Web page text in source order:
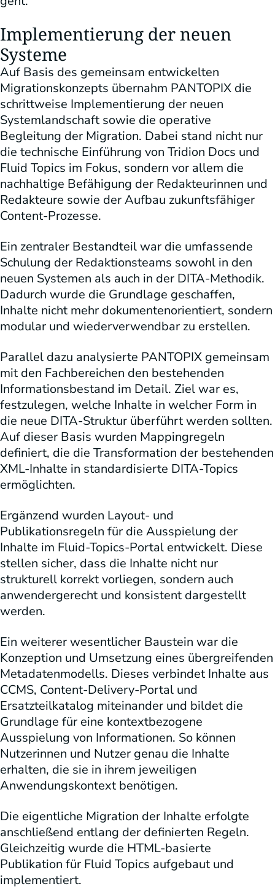
Implementierung der neuen
Systeme
Auf Basis des gemeinsam entwickelten
Migrationskonzepts übernahm PANTOPIX die
schrittweise Implementierung der neuen
Systemlandschaft sowie die operative
Begleitung der Migration. Dabei stand nicht nur
die technische Einführung von Tridion Docs und
Fluid Topics im Fokus, sondern vor allem die
nachhaltige Befähigung der Redakteurinnen und
Redakteure sowie der Aufbau zukunftsfähiger
Content-Prozesse.
Ein zentraler Bestandteil war die umfassende
Schulung der Redaktionsteams sowohl in den
neuen Systemen als auch in der DITA-Methodik.
Dadurch wurde die Grundlage geschaffen,
Inhalte nicht mehr dokumentenorientiert, sondern
modular und wiederverwendbar zu erstellen.
Parallel dazu analysierte PANTOPIX gemeinsam
mit den Fachbereichen den bestehenden
Informationsbestand im Detail. Ziel war es,
festzulegen, welche Inhalte in welcher Form in
die neue DITA-Struktur überführt werden sollten.
Auf dieser Basis wurden Mappingregeln
definiert, die die Transformation der bestehenden
XML-Inhalte in standardisierte DITA-Topics
ermöglichten.
Ergänzend wurden Layout- und
Publikationsregeln für die Ausspielung der
Inhalte im Fluid-Topics-Portal entwickelt. Diese
stellen sicher, dass die Inhalte nicht nur
strukturell korrekt vorliegen, sondern auch
anwendergerecht und konsistent dargestellt
werden.
Ein weiterer wesentlicher Baustein war die
Konzeption und Umsetzung eines übergreifenden
Metadatenmodells. Dieses verbindet Inhalte aus
CCMS, Content-Delivery-Portal und
Ersatzteilkatalog miteinander und bildet die
Grundlage für eine kontextbezogene
Ausspielung von Informationen. So können
Nutzerinnen und Nutzer genau die Inhalte
erhalten, die sie in ihrem jeweiligen
Anwendungskontext benötigen.
Die eigentliche Migration der Inhalte erfolgte
anschließend entlang der definierten Regeln.
Gleichzeitig wurde die HTML-basierte
Publikation für Fluid Topics aufgebaut und
implementiert.